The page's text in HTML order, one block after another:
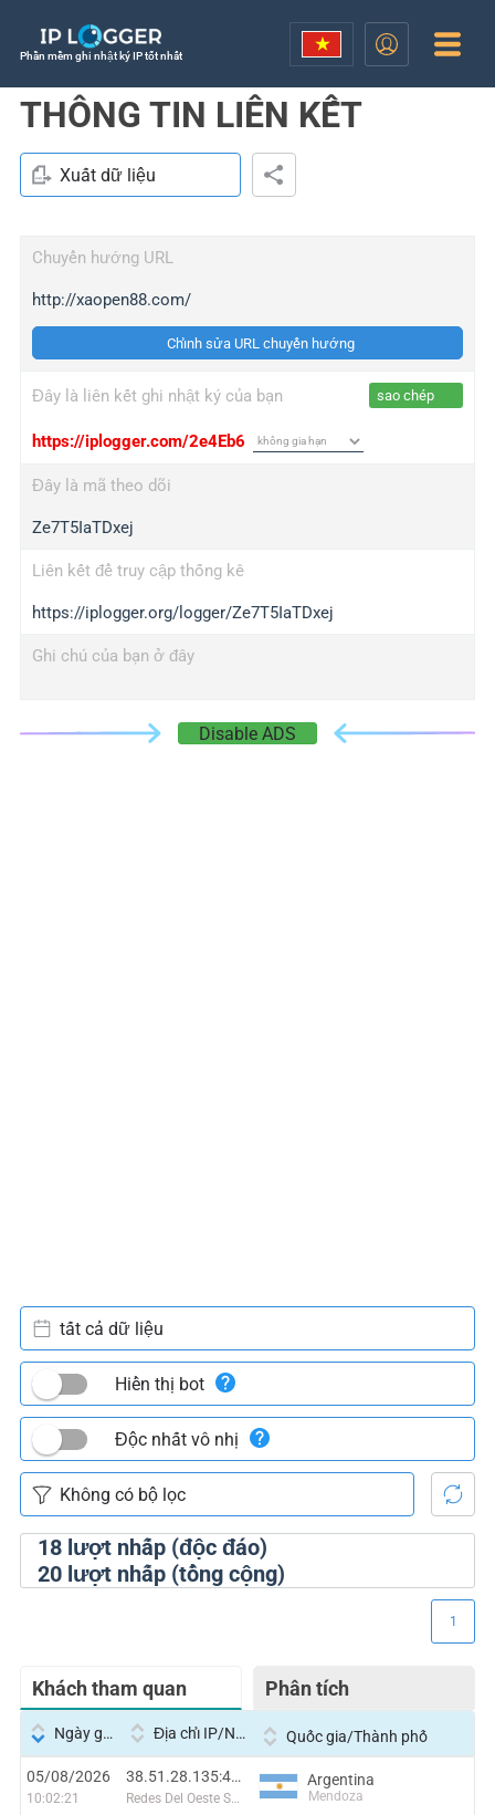
Phần mềm ghi nhật ký IP tốt nhất
THÔNG TIN LIÊN KẾT
Xuất dữ liệu
Chuyển hướng URL
http://xaopen88.com/
Chỉnh sửa URL chuyển hướng
Đây là liên kết ghi nhật ký của bạn sao chép
https://iplogger.com/2e4Eb6
Đây là mã theo dõi
Ze7T5IaTDxej
Liên kết để truy cập thống kê
https://iplogger.org/logger/Ze7T5IaTDxej
Ghi chú của bạn ở đây
Disable ADS
18lượt nhấp (độc đáo)
20lượt nhấp (tổng cộng)
tất cả dữ liệu
Hiển thị bot
Độc nhất vô nhị
Khách tham quan Phân tích
1
Ngày giờ Địa chỉ IP/Nhà cung cấp dịch vụ Quốc gia/Thành phố
05/08/2026
10:02:21
38.51.28.135:44418
Redes Del Oeste S.A
Argentina
Mendoza